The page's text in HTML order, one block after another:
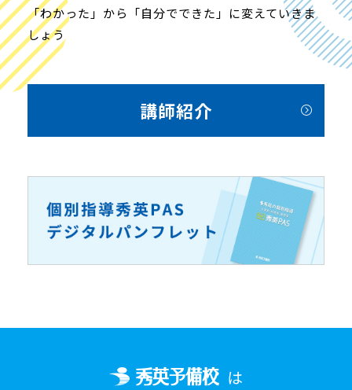
「わかった」から「自分でできた」に変えていきま
しょう
講師紹介
は